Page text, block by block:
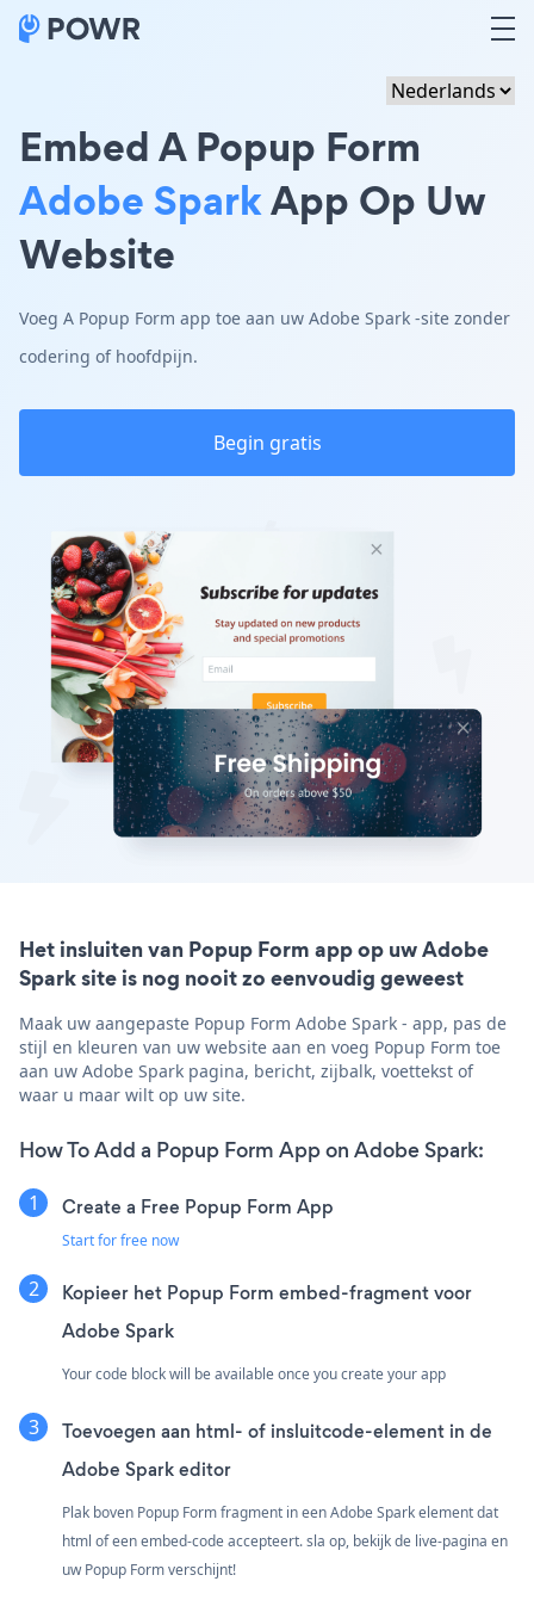
Embed A Popup Form
Adobe SparkApp Op Uw
Website
Voeg A Popup Form app toe aan uw Adobe Spark -site zonder
codering of hoofdpijn.
Begin gratis
Het insluiten van Popup Form app op uw Adobe
Spark site is nog nooit zo eenvoudig geweest
Maak uw aangepaste Popup Form Adobe Spark - app, pas de
stijl en kleuren van uw website aan en voeg Popup Form toe
aan uw Adobe Spark pagina, bericht, zijbalk, voettekst of
waar u maar wilt op uw site.
How To Add a Popup Form App on Adobe Spark:
Create a Free Popup Form App
Start for free now
Kopieer het Popup Form embed-fragment voor
Adobe Spark
Your code block will be available once you create your app
Toevoegen aan html- of insluitcode-element in de
Adobe Spark editor
Plak boven Popup Form fragment in een Adobe Spark element dat
html of een embed-code accepteert. sla op, bekijk de live-pagina en
uw Popup Form verschijnt!